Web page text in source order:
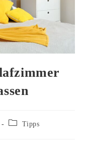
Beitrags-
Tipps